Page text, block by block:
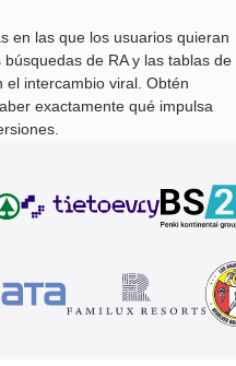
en las que los usuarios quieran
de RA y las tablas de
el intercambio viral. Obtén
exactamente qué impulsa